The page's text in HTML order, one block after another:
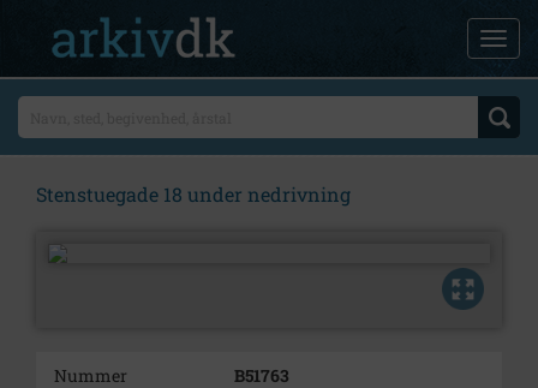
Stenstuegade 18 under nedrivning
Nummer
B51763